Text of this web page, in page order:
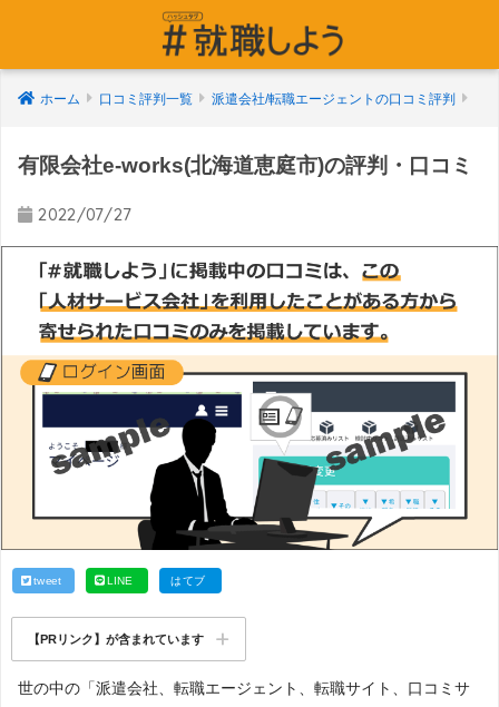
ホーム 口コミ評判一覧 派遣会社/転職エージェントの口コミ評判
有限会社e-works(北海道恵庭市)の評判・口コミ
2022/07/27
tweet LINE はてブ
【PRリンク】が含まれています
世の中の「派遣会社、転職エージェント、転職サイト、口コミサ